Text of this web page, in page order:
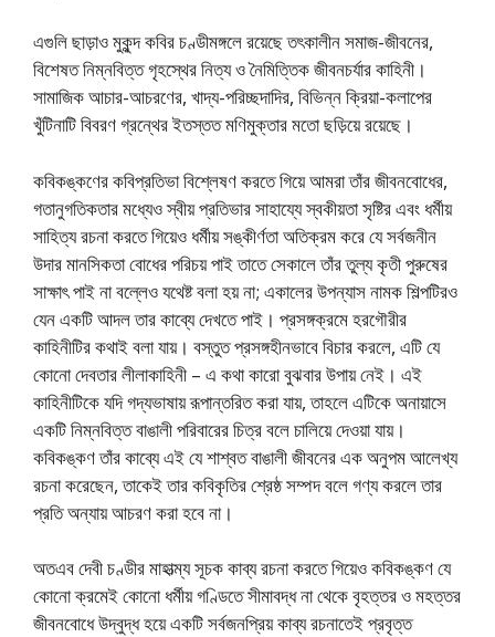
এগুলি ছাড়াও মুকুন্দ কবির চণ্ডীমঙ্গলে রয়েছে তৎকালীন সমাজ-জীবনের,
বিশেষত নিম্নবিত্ত গৃহস্থের নিত্য ও নৈমিত্তিক জীবনচর্যার কাহিনী।
সামাজিক আচার-আচরণের, খাদ্য-পরিচ্ছদাদির, বিভিন্ন ক্রিয়া-কলাপের
খুঁটিনাটি বিবরণ গ্রন্থের ইতস্তত মণিমুক্তার মতো ছড়িয়ে রয়েছে।
কবিকঙ্কণের কবিপ্রতিভা বিশ্লেষণ করতে গিয়ে আমরা তাঁর জীবনবোধের,
গতানুগতিকতার মধ্যেও স্বীয় প্রতিভার সাহায্যে স্বকীয়তা সৃষ্টির এবং ধর্মীয়
সাহিত্য রচনা করতে গিয়েও ধর্মীয় সঙ্কীর্ণতা অতিক্রম করে যে সর্বজনীন
উদার মানসিকতা বোধের পরিচয় পাই তাতে সেকালে তাঁর তুল্য কৃতী পুরুষের
সাক্ষাৎ পাই না বল্লেও যথেষ্ট বলা হয় না; একালের উপন্যাস নামক শিল্পটিরও
যেন একটি আদল তার কাব্যে দেখতে পাই। প্রসঙ্গক্রমে হরগৌরীর
কাহিনীটির কথাই বলা যায়। বস্তুত প্রসঙ্গহীনভাবে বিচার করলে, এটি যে
কোনো দেবতার লীলাকাহিনী – এ কথা কারো বুঝবার উপায় নেই। এই
কাহিনীটিকে যদি গদ্যভাষায় রূপান্তরিত করা যায়, তাহলে এটিকে অনায়াসে
একটি নিম্নবিত্ত বাঙালী পরিবারের চিত্র বলে চালিয়ে দেওয়া যায়।
কবিকঙ্কণ তাঁর কাব্যে এই যে শাশ্বত বাঙালী জীবনের এক অনুপম আলেখ্য
রচনা করেছেন, তাকেই তার কবিকৃতির শ্রেষ্ঠ সম্পদ বলে গণ্য করলে তার
প্রতি অন্যায় আচরণ করা হবে না।
অতএব দেবী চণ্ডীর মাহাত্ম্য সূচক কাব্য রচনা করতে গিয়েও কবিকঙ্কণ যে
কোনো ক্রমেই কোনো ধর্মীয় গণ্ডিতে সীমাবদ্ধ না থেকে বৃহত্তর ও মহত্তর
জীবনবোধে উদ্বুদ্ধ হয়ে একটি সর্বজনপ্রিয় কাব্য রচনাতেই প্রবৃত্ত